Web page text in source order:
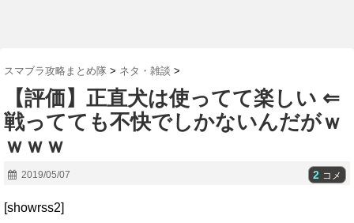
スマブラ攻略まとめ隊 > ネタ・雑談 >
【評価】正直犬は使ってて楽しい ⇐
戦ってても不快でしかないんだがｗ
ｗｗｗ
2019/05/07 2 コメ
[showrss2]